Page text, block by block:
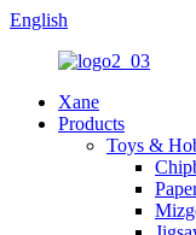
English
Xane
Products
Toys &